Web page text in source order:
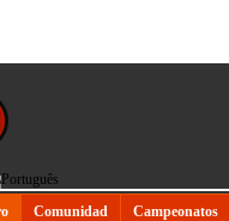
Comunidad Campeonatos